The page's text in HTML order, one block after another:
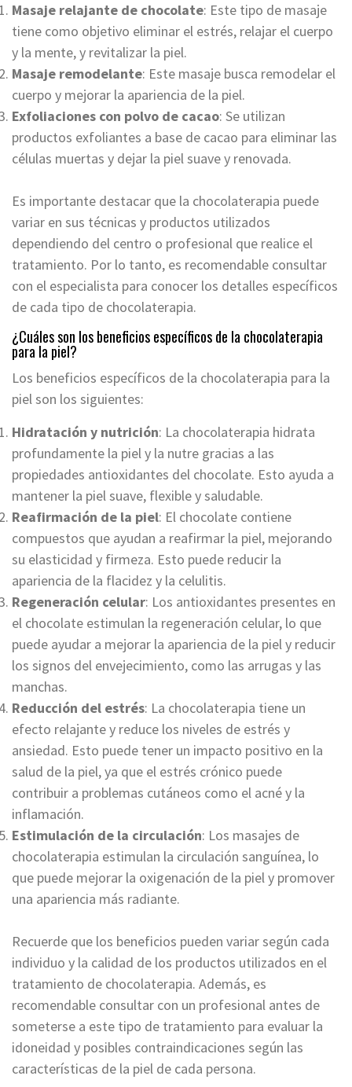
Masaje relajante de chocolate: Este tipo de masaje
tiene como objetivo eliminar el estrés, relajar el cuerpo
y la mente, y revitalizar la piel.
Masaje remodelante: Este masaje busca remodelar el
cuerpo y mejorar la apariencia de la piel.
Exfoliaciones con polvo de cacao: Se utilizan
productos exfoliantes a base de cacao para eliminar las
células muertas y dejar la piel suave y renovada.
Es importante destacar que la chocolaterapia puede
variar en sus técnicas y productos utilizados
dependiendo del centro o profesional que realice el
tratamiento. Por lo tanto, es recomendable consultar
con el especialista para conocer los detalles específicos
de cada tipo de chocolaterapia.
¿Cuáles son los beneficios específicos de la chocolaterapia
para la piel?
Los beneficios específicos de la chocolaterapia para la
piel son los siguientes:
Hidratación y nutrición: La chocolaterapia hidrata
profundamente la piel y la nutre gracias a las
propiedades antioxidantes del chocolate. Esto ayuda a
mantener la piel suave, flexible y saludable.
Reafirmación de la piel: El chocolate contiene
compuestos que ayudan a reafirmar la piel, mejorando
su elasticidad y firmeza. Esto puede reducir la
apariencia de la flacidez y la celulitis.
Regeneración celular: Los antioxidantes presentes en
el chocolate estimulan la regeneración celular, lo que
puede ayudar a mejorar la apariencia de la piel y reducir
los signos del envejecimiento, como las arrugas y las
manchas.
Reducción del estrés: La chocolaterapia tiene un
efecto relajante y reduce los niveles de estrés y
ansiedad. Esto puede tener un impacto positivo en la
salud de la piel, ya que el estrés crónico puede
contribuir a problemas cutáneos como el acné y la
inflamación.
Estimulación de la circulación: Los masajes de
chocolaterapia estimulan la circulación sanguínea, lo
que puede mejorar la oxigenación de la piel y promover
una apariencia más radiante.
Recuerde que los beneficios pueden variar según cada
individuo y la calidad de los productos utilizados en el
tratamiento de chocolaterapia. Además, es
recomendable consultar con un profesional antes de
someterse a este tipo de tratamiento para evaluar la
idoneidad y posibles contraindicaciones según las
características de la piel de cada persona.